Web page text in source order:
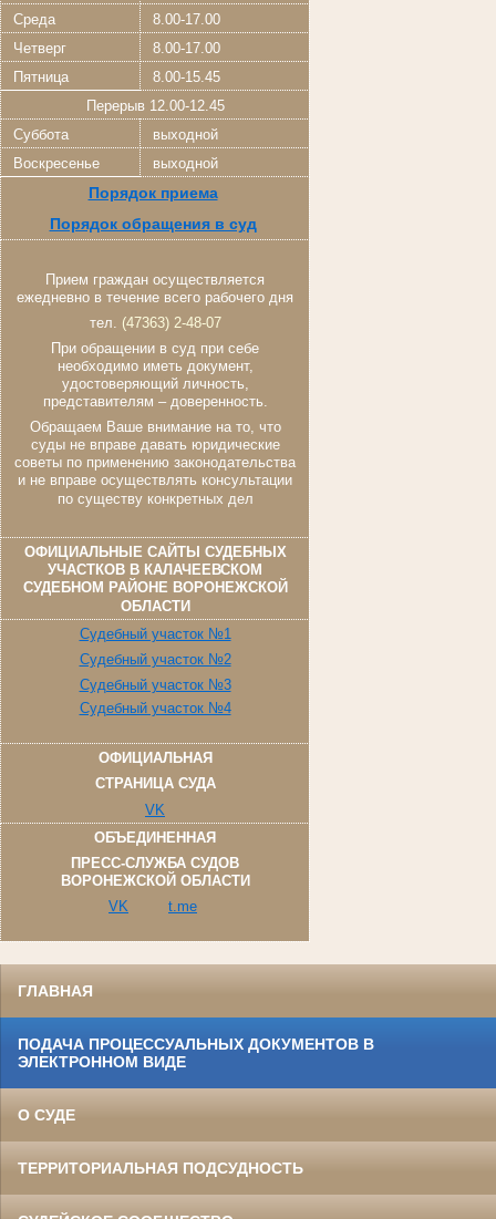
Среда
8.00-17.00
Четверг
8.00-17.00
Пятница
8.00-15.45
Перерыв 12.00-12.45
Суббота
выходной
Воскресенье
выходной
Порядок приема
Порядок обращения в суд
Прием граждан осуществляется
ежедневно в течение всего рабочего дня
тел.
(47363) 2-48-07
При обращении в суд при себе
необходимо иметь документ,
удостоверяющий личность,
представителям – доверенность.
Обращаем Ваше внимание на то, что
суды не вправе давать юридические
советы по применению законодательства
и не вправе осуществлять консультации
по существу конкретных дел
ОФИЦИАЛЬНЫЕ САЙТЫ СУДЕБНЫХ
УЧАСТКОВ В КАЛАЧЕЕВСКОМ
СУДЕБНОМ РАЙОНЕ ВОРОНЕЖСКОЙ
ОБЛАСТИ
Судебный участок №1
Судебный участок №2
Судебный участок №3
Судебный участок №4
ОФИЦИАЛЬНАЯ
СТРАНИЦА СУДА
VK
ОБЪЕДИНЕННАЯ
ПРЕСС-СЛУЖБА СУДОВ
ВОРОНЕЖСКОЙ ОБЛАСТИ
VK
t.me
ГЛАВНАЯ
ПОДАЧА ПРОЦЕССУАЛЬНЫХ ДОКУМЕНТОВ В
ЭЛЕКТРОННОМ ВИДЕ
О СУДЕ
ТЕРРИТОРИАЛЬНАЯ ПОДСУДНОСТЬ